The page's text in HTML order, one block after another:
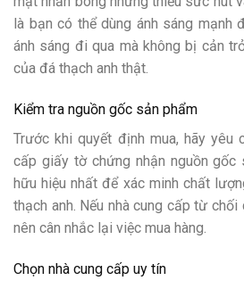
là bạn có thể dùng ánh sáng mạnh
ánh sáng đi qua mà không bị cản
của đá thạch anh thật.
Kiểm tra nguồn gốc sản phẩm
Trước khi quyết định mua, hãy yêu
cấp giấy tờ chứng nhận nguồn gốc
hữu hiệu nhất để xác minh chất
thạch anh. Nếu nhà cung cấp từ
nên cân nhắc lại việc mua hàng.
Chọn nhà cung cấp uy tín